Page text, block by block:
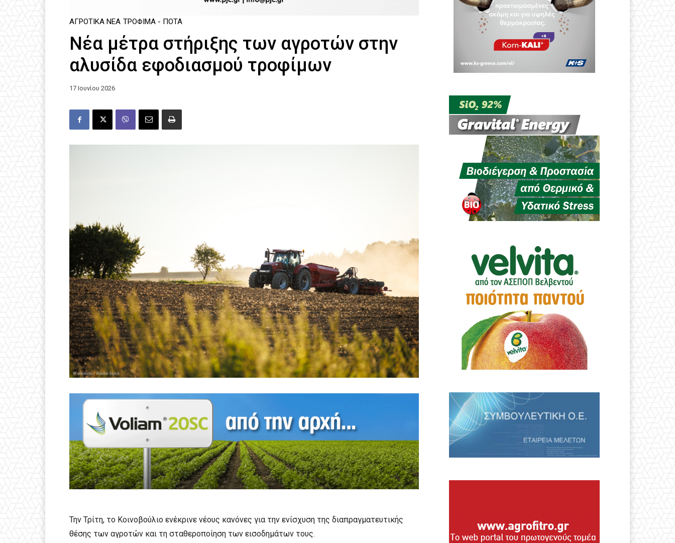
ΑΓΡΟΤΙΚΆ ΝΈΑ ΤΡΌΦΙΜΑ - ΠΟΤΆ
Νέα μέτρα στήριξης των αγροτών στην
αλυσίδα εφοδιασμού τροφίμων
17 Ιουνίου 2026
Την Τρίτη, το Κοινοβούλιο ενέκρινε νέους κανόνες για την ενίσχυση της διαπραγματευτικής
θέσης των αγροτών και τη σταθεροποίηση των εισοδημάτων τους.